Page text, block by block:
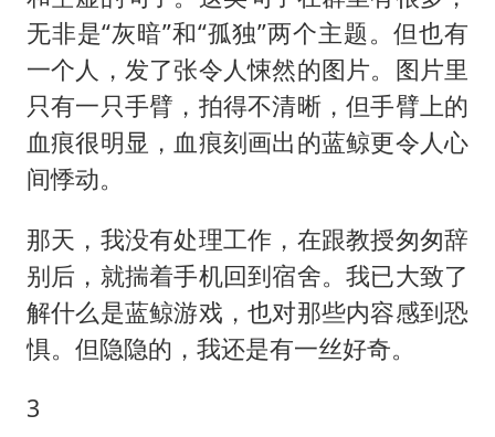
无非是“灰暗”和“孤独”两个主题。但也有
一个人，发了张令人悚然的图片。图片里
只有一只手臂，拍得不清晰，但手臂上的
血痕很明显，血痕刻画出的蓝鲸更令人心
间悸动。
那天，我没有处理工作，在跟教授匆匆辞
别后，就揣着手机回到宿舍。我已大致了
解什么是蓝鲸游戏，也对那些内容感到恐
惧。但隐隐的，我还是有一丝好奇。
3